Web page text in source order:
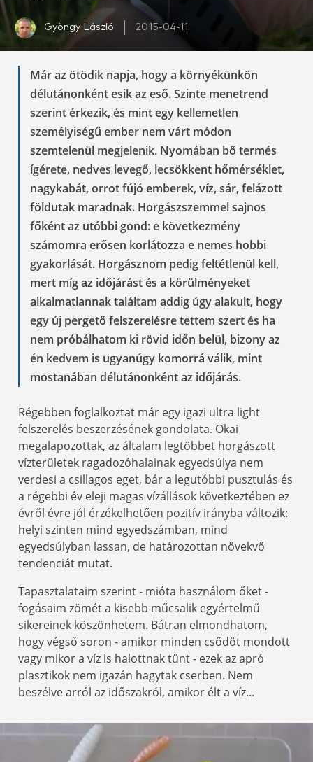
Gyöngy László 2015-04-11
Már az ötödik napja, hogy a környékünkön
délutánonként esik az eső. Szinte menetrend
szerint érkezik, és mint egy kellemetlen
személyiségű ember nem várt módon
szemtelenül megjelenik. Nyomában bő termés
ígérete, nedves levegő, lecsökkent hőmérséklet,
nagykabát, orrot fújó emberek, víz, sár, felázott
földutak maradnak. Horgászszemmel sajnos
főként az utóbbi gond: e következmény
számomra erősen korlátozza e nemes hobbi
gyakorlását. Horgásznom pedig feltétlenül kell,
mert míg az időjárást és a körülményeket
alkalmatlannak találtam addig úgy alakult, hogy
egy új pergető felszerelésre tettem szert és ha
nem próbálhatom ki rövid időn belül, bizony az
én kedvem is ugyanúgy komorrá válik, mint
mostanában délutánonként az időjárás.
Régebben foglalkoztat már egy igazi ultra light
felszerelés beszerzésének gondolata. Okai
megalapozottak, az általam legtöbbet horgászott
vízterületek ragadozóhalainak egyedsúlya nem
verdesi a csillagos eget, bár a legutóbbi pusztulás és
a régebbi év eleji magas vízállások következtében ez
évről évre jól érzékelhetően pozitív irányba változik:
helyi szinten mind egyedszámban, mind
egyedsúlyban lassan, de határozottan növekvő
tendenciát mutat.
Tapasztalataim szerint - mióta használom őket -
fogásaim zömét a kisebb műcsalik egyértelmű
sikereinek köszönhetem. Bátran elmondhatom,
hogy végső soron - amikor minden csődöt mondott
vagy mikor a víz is halottnak tűnt - ezek az apró
plasztikok nem igazán hagytak cserben. Nem
beszélve arról az időszakról, amikor élt a víz…